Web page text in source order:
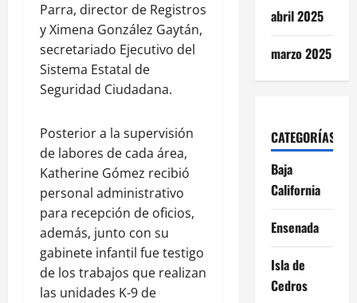
Parra, director de Registros
y Ximena González Gaytán,
secretariado Ejecutivo del
Sistema Estatal de
Seguridad Ciudadana.
Posterior a la supervisión
de labores de cada área,
Katherine Gómez recibió
personal administrativo
para recepción de oficios,
además, junto con su
gabinete infantil fue testigo
de los trabajos que realizan
las unidades K-9 de
abril 2025
marzo 2025
CATEGORÍAS
Baja
California
Ensenada
Isla de
Cedros